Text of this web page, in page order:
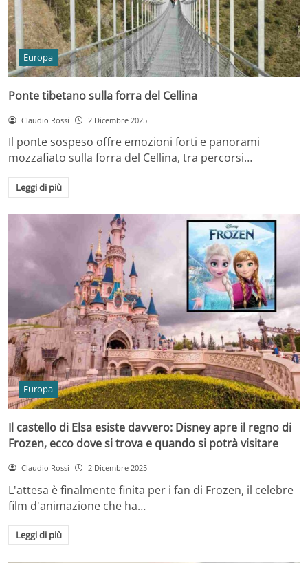
Europa
Ponte tibetano sulla forra del Cellina
Claudio Rossi 2 Dicembre 2025
Il ponte sospeso offre emozioni forti e panorami
mozzafiato sulla forra del Cellina, tra percorsi…
Leggi di più
Europa
Il castello di Elsa esiste davvero: Disney apre il regno di
Frozen, ecco dove si trova e quando si potrà visitare
Claudio Rossi 2 Dicembre 2025
L'attesa è finalmente finita per i fan di Frozen, il celebre
film d'animazione che ha…
Leggi di più